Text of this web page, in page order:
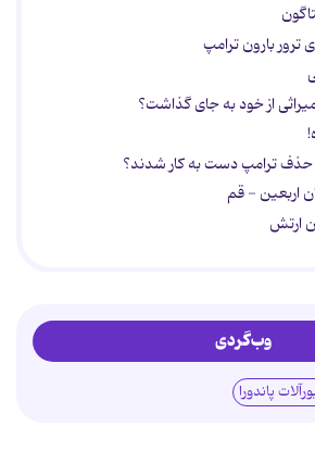
ترور بارون ترامپ
حذف ترامپ دست به کار شدند؟
اربعین - قم
ارتش
وب‌گردی
پاندورا